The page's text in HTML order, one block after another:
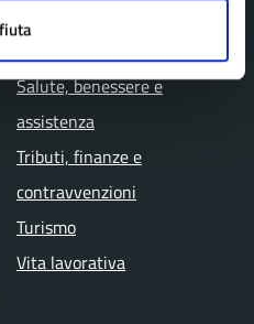
Salute, benessere e
assistenza
Tributi, finanze e
contravvenzioni
Turismo
Vita lavorativa